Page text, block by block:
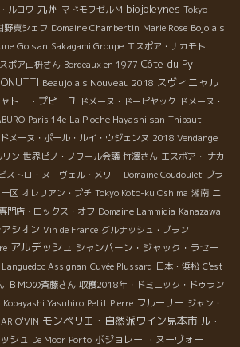
ルロワ 九州 マドモワゼルＭ biojoleynes Tokyo
野真シェフ Domaine Chambertin Marie Rose Bojolais
Go san Sakagami Groupe エスポア・ナカモト
ポア山枡さん Bordeaux en 1977 Côte du Py
Beaujolais Nouveau 2018 スヴィニャル
トー・プピーユ ドメーヌ・ドーピヤック ドメーヌ・
Paris 14e La Pioche Hayashi san Thibaut
ドメーヌ・ポール・ルイ・ウジェンヌ 2018 Vendange
ン 世界ピノ・ノワール会議 竹澤さん エスポア・ ナカ
ストロ・ヌーヴェル・メリー Domaine Coudoulet ブラ
区 オレリアン・プチ Tokyo Koto-ku Oshima 湘南 ニ
門店・ロックス・オフ Domaine Lammidia Kanazawa
シオン Vin de France グルナッシュ・ブラン
アルデッシュ シャンパーン・ジャック・ラセー
Languedoc Assignan Cuvée Plussard 日本・浜松 C'est
ＢＭОの斉藤さん 収穫2018年・ドミニック・ドゥラン
Kobayashi Yasuhiro Petit Pierre フルーリー ジャン・
モンペリエ・自然派ワイン見本市 ル・
シュ De Moor Porto ボジョレー ・ヌーヴォー